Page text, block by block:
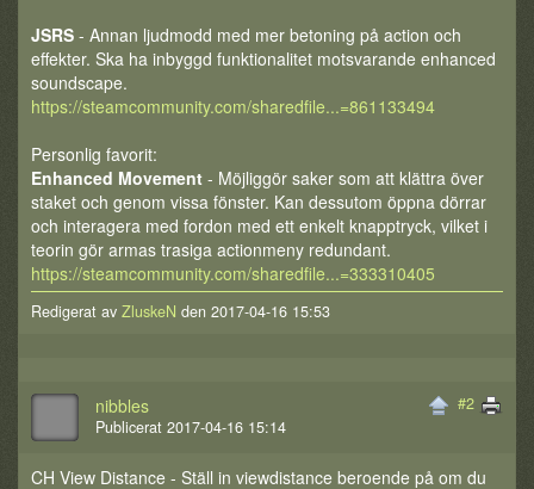
JSRS - Annan ljudmodd med mer betoning på action och
effekter. Ska ha inbyggd funktionalitet motsvarande enhanced
soundscape.
https://steamcommunity.com/sharedfile...=861133494
Personlig favorit:
Enhanced Movement - Möjliggör saker som att klättra över
staket och genom vissa fönster. Kan dessutom öppna dörrar
och interagera med fordon med ett enkelt knapptryck, vilket i
teorin gör armas trasiga actionmeny redundant.
https://steamcommunity.com/sharedfile...=333310405
Redigerat av ZluskeN den 2017-04-16 15:53
#2
nibbles
Publicerat 2017-04-16 15:14
CH View Distance - Ställ in viewdistance beroende på om du